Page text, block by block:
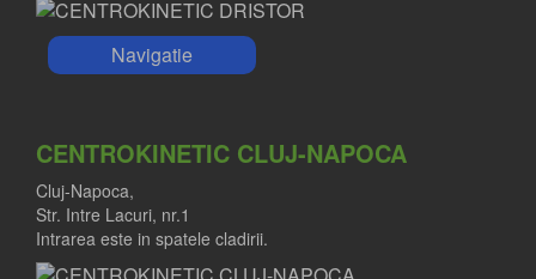
Navigatie
CENTROKINETIC CLUJ-NAPOCA
Cluj-Napoca,
Str. Intre Lacuri, nr.1
Intrarea este in spatele cladirii.